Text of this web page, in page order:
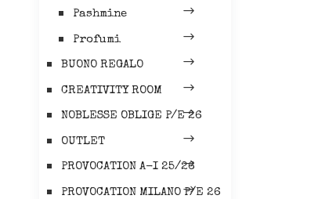
Pashmine
Profumi
BUONO REGALO
CREATIVITY ROOM
NOBLESSE OBLIGE P/E 26
OUTLET
PROVOCATION A-I 25/26
PROVOCATION MILANO P/E 26